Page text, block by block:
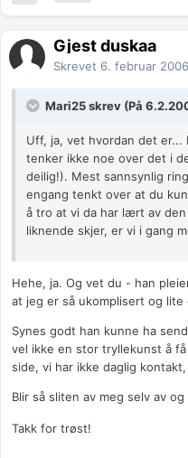
Gjest duskaa
Skrevet 6. februar 2006
Mari25 skrev (På
Uff, ja, vet hvordan det
tenker ikke noe over det i
deilig!). Mest sannsynlig
engang tenkt over at du
å tro at vi da har lært av
liknende skjer, er vi i gang
Hehe, ja. Og vet du - han
at jeg er så ukomplisert og
Synes godt han kunne ha
vel ikke en stor tryllekunst å
side, vi har ikke daglig
Blir så sliten av meg selv av og
Takk for trøst!